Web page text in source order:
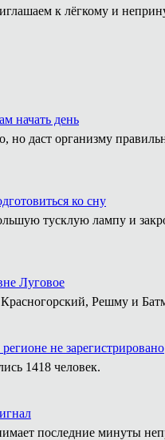
к лёгкому и
начать день
но даст организму
ко сну
тусклую лампу и
Луговое
Решму и
не зарегистрировано
1418 человек.
последние минуты